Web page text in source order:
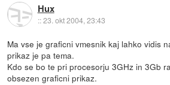
Hux
::23. okt 2004, 23:43
Ma vse je graficni vmesnik kaj lahko vidis
prikaz je pa tema.
Kdo se bo te pri procesorju 3GHz in 3Gb
obsezen graficni prikaz.